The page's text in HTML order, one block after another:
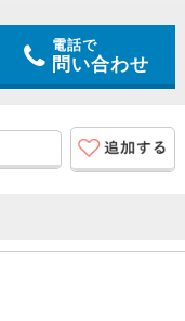
電話で
問い合わせ